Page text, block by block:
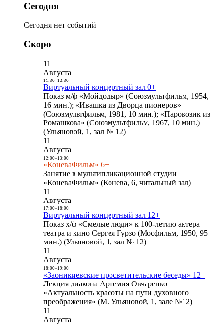
Сегодня
Сегодня нет событий
Скоро
11
Августа
11:30- 12:30
Виртуальный концертный зал 0+
Показ м/ф «Мойдодыр» (Союзмультфильм, 1954,
16 мин.); «Ивашка из Дворца пионеров»
(Союзмультфильм, 1981, 10 мин.); «Паровозик из
Ромашкова» (Союзмультфильм, 1967, 10 мин.)
(Ульяновой, 1, зал № 12)
11
Августа
12:00- 13:00
«КоневаФильм» 6+
Занятие в мультипликационной студии
«КоневаФильм» (Конева, 6, читальный зал)
11
Августа
17:00- 18:00
Виртуальный концертный зал 12+
Показ х/ф «Смелые люди» к 100-летию актера
театра и кино Сергея Гурзо (Мосфильм, 1950, 95
мин.) (Ульяновой, 1, зал № 12)
11
Августа
18:00- 19:00
«Заоникиевские просветительские беседы» 12+
Лекция диакона Артемия Овчаренко
«Актуальность красоты на пути духовного
преображения» (М. Ульяновой, 1, зале №12)
11
Августа